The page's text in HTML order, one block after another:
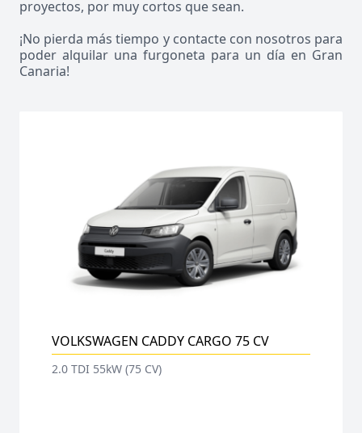
proyectos, por muy cortos que sean.
¡No pierda más tiempo y contacte con nosotros para
poder alquilar una furgoneta para un día en Gran
Canaria!
VOLKSWAGEN CADDY CARGO 75 CV
2.0 TDI 55kW (75 CV)